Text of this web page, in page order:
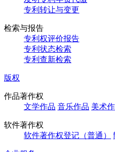
专利转让与变更
检索与报告
专利权评价报告
专利状态检索
专利查新检索
版权
作品著作权
文学作品 音乐作品 美术
软件著作权
软件著作权登记（普通）